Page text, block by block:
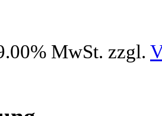
MwSt. zzgl.